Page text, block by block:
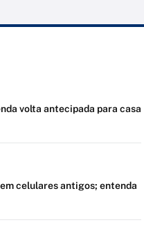
volta antecipada para casa
celulares antigos; entenda